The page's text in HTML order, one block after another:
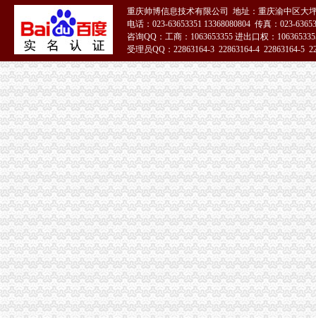
重庆帅博信息技术有限公司 地址：重庆渝中区大
电话：023-63653351 13368080804 传真：023-
咨询QQ：工商：1063653355 进出口权：
受理员QQ：22863164-3 22863164-4 22863164-5
51La